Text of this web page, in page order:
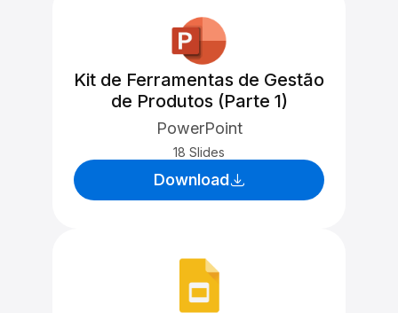
Kit de Ferramentas de Gestão
de Produtos (Parte 1)
PowerPoint
18 Slides
Download